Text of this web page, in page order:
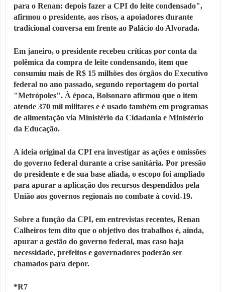
para o Renan: depois fazer a CPI do leite condensado",
afirmou o presidente, aos risos, a apoiadores durante
tradicional conversa em frente ao Palácio do Alvorada.
Em janeiro, o presidente recebeu críticas por conta da
polêmica da compra de leite condensando, item que
consumiu mais de R$ 15 milhões dos órgãos do Executivo
federal no ano passado, segundo reportagem do portal
"Metrópoles". À época, Bolsonaro afirmou que o item
atende 370 mil militares e é usado também em programas
de alimentação via Ministério da Cidadania e Ministério
da Educação.
A ideia original da CPI era investigar as ações e omissões
do governo federal durante a crise sanitária. Por pressão
do presidente e de sua base aliada, o escopo foi ampliado
para apurar a aplicação dos recursos despendidos pela
União aos governos regionais no combate à covid-19.
Sobre a função da CPI, em entrevistas recentes, Renan
Calheiros tem dito que o objetivo dos trabalhos é, ainda,
apurar a gestão do governo federal, mas caso haja
necessidade, prefeitos e governadores poderão ser
chamados para depor.
*R7